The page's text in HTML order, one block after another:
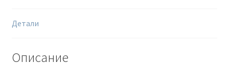
Детали
Описание